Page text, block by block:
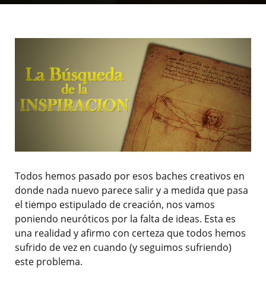
Todos hemos pasado por esos baches creativos en
donde nada nuevo parece salir y a medida que pasa
el tiempo estipulado de creación, nos vamos
poniendo neuróticos por la falta de ideas. Esta es
una realidad y afirmo con certeza que todos hemos
sufrido de vez en cuando (y seguimos sufriendo)
este problema.